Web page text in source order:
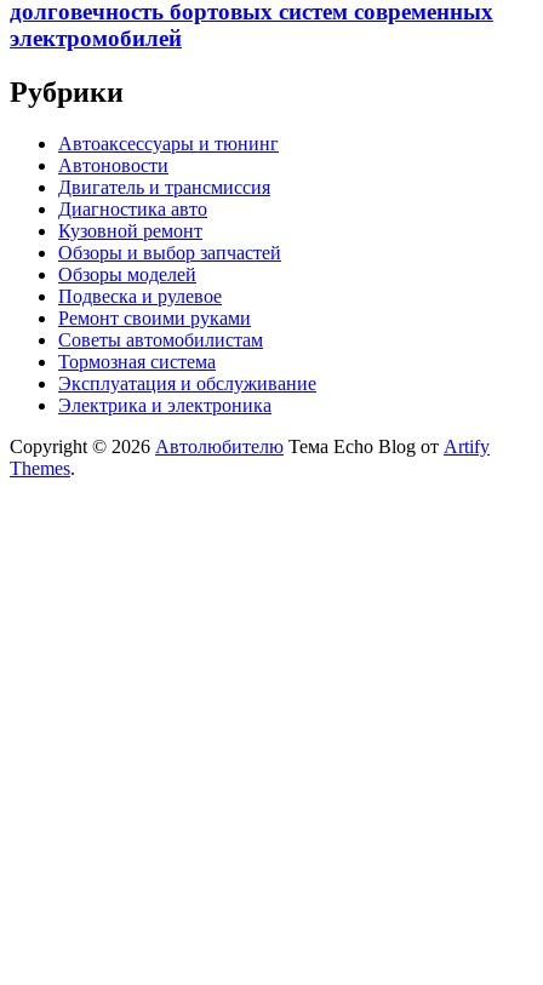
долговечность бортовых систем современных
электромобилей
Рубрики
Автоаксессуары и тюнинг
Автоновости
Двигатель и трансмиссия
Диагностика авто
Кузовной ремонт
Обзоры и выбор запчастей
Обзоры моделей
Подвеска и рулевое
Ремонт своими руками
Советы автомобилистам
Тормозная система
Эксплуатация и обслуживание
Электрика и электроника
Copyright © 2026 Автолюбителю Тема Echo Blog от Artify
Themes.